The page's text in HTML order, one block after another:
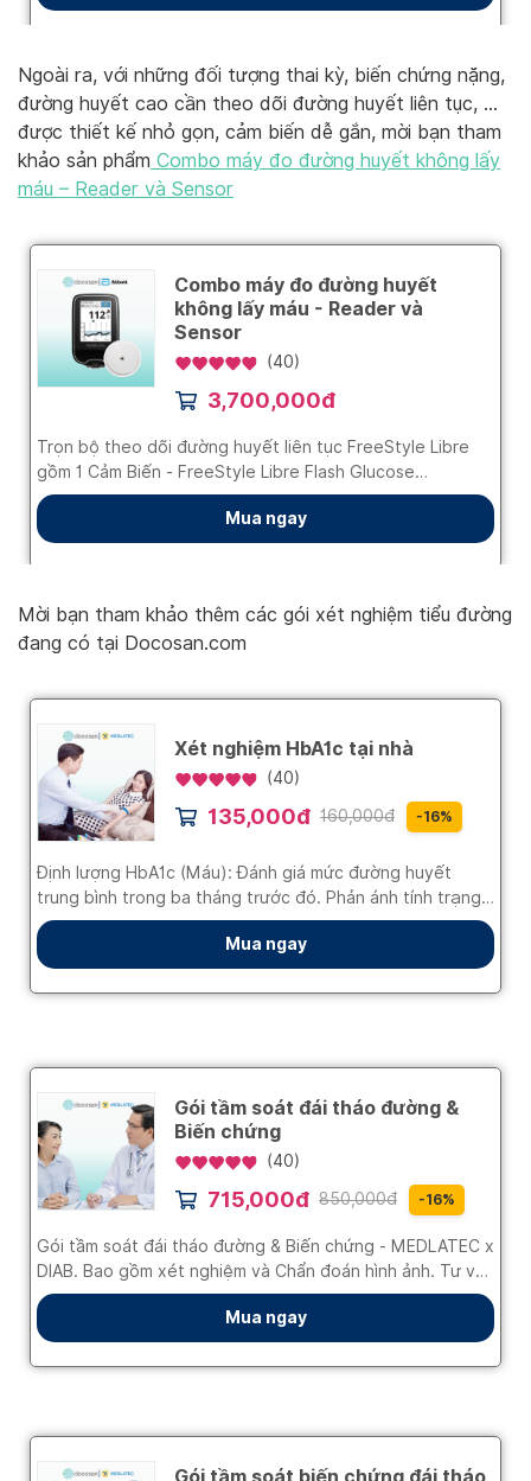
Ngoài ra, với những đối tượng thai kỳ, biến chứng nặng,
đường huyết cao cần theo dõi đường huyết liên tục, …
được thiết kế nhỏ gọn, cảm biến dễ gắn, mời bạn tham
khảo sản phẩm Combo máy đo đường huyết không lấy
máu – Reader và Sensor
Mời bạn tham khảo thêm các gói xét nghiệm tiểu đường
đang có tại Docosan.com